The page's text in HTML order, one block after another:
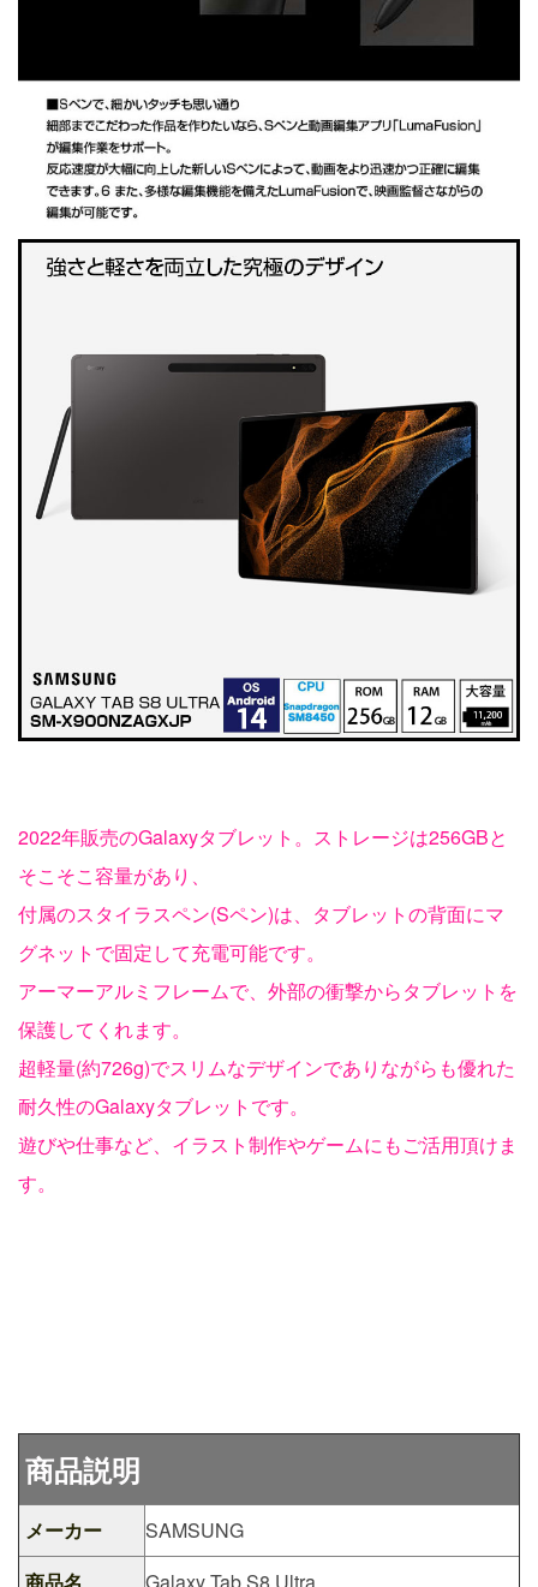
2022年販売のGalaxyタブレット。ストレージは256GBと
そこそこ容量があり、
付属のスタイラスペン(Sペン)は、タブレットの背面にマ
グネットで固定して充電可能です。
アーマーアルミフレームで、外部の衝撃からタブレットを
保護してくれます。
超軽量(約726g)でスリムなデザインでありながらも優れた
耐久性のGalaxyタブレットです。
遊びや仕事など、イラスト制作やゲームにもご活用頂けま
す。
商品説明
メーカー
SAMSUNG
商品名
Galaxy Tab S8 Ultra